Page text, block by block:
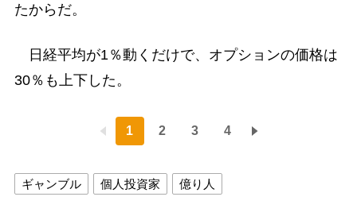
たからだ。
日経平均が1％動くだけで、オプションの価格は
30％も上下した。
1 2 3 4
ギャンブル 個人投資家 億り人